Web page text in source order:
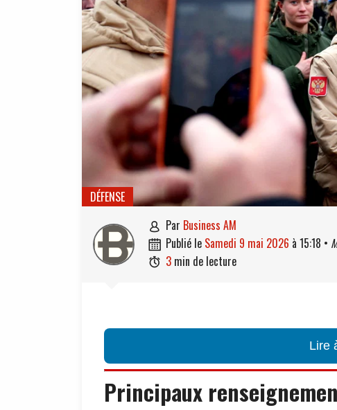
DÉFENSE
 par Business AM
 publié le samedi 9 mai 2026 à 15:18 •
 3 min de lecture
Lire
Principaux